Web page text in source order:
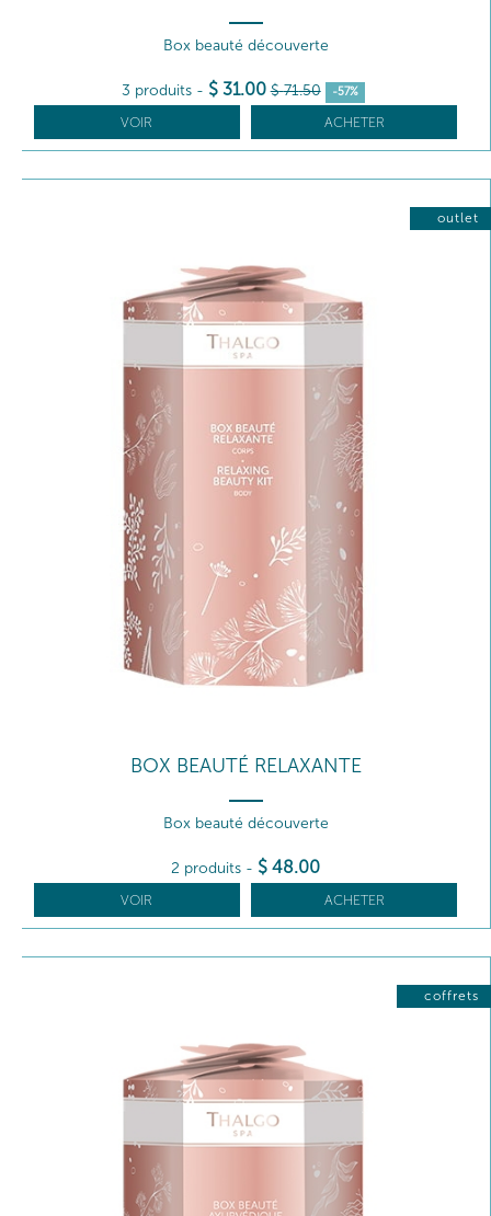
Box beauté découverte
3 produits - $ 31.00 $ 71.50 -57%
VOIR ACHETER
outlet
BOX BEAUTÉ RELAXANTE
Box beauté découverte
2 produits - $ 48.00
VOIR ACHETER
coffrets